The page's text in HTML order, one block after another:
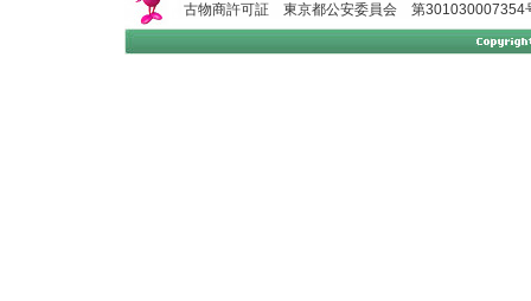
古物商許可証 東京都公安委員会 第301030007354